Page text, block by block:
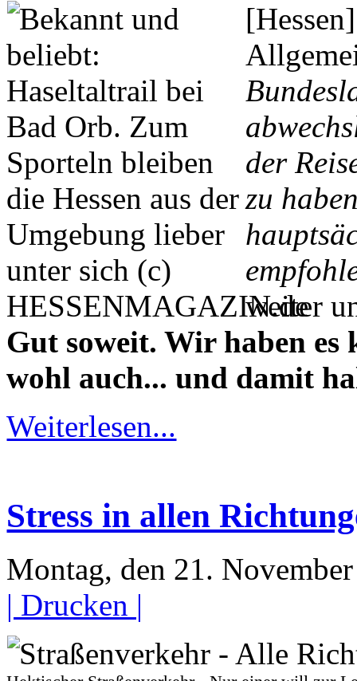
der
zu
weiter
Gut soweit. Wir haben
wohl auch... und damit
Weiterlesen...
Stress in allen
Montag, den 21.
| Drucken |